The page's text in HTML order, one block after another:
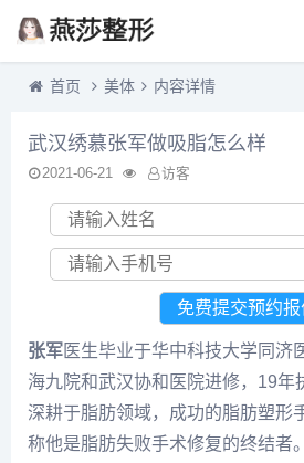
首页 美体 内容详情
武汉绣慕张军做吸脂怎么样
2021-06-21 访客
张军医生毕业于华中科技大学同济
海九院和武汉协和医院进修，19年
深耕于脂肪领域，成功的脂肪塑形
称他是脂肪失败手术修复的终结者。